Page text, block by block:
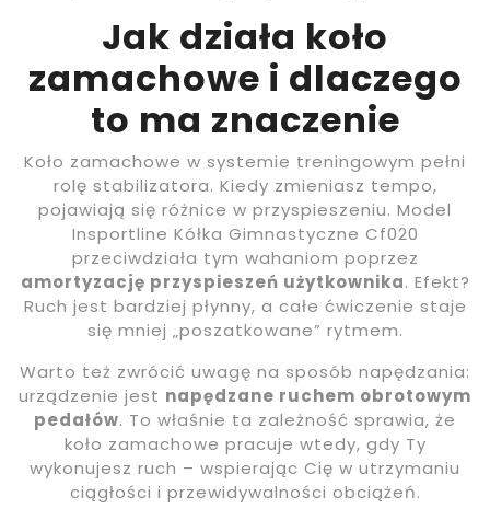
Jak działa koło
zamachowe i dlaczego
to ma znaczenie
Koło zamachowe w systemie treningowym pełni
rolę stabilizatora. Kiedy zmieniasz tempo,
pojawiają się różnice w przyspieszeniu. Model
Insportline Kółka Gimnastyczne Cf020
przeciwdziała tym wahaniom poprzez
amortyzację przyspieszeń użytkownika. Efekt?
Ruch jest bardziej płynny, a całe ćwiczenie staje
się mniej „poszatkowane” rytmem.
Warto też zwrócić uwagę na sposób napędzania:
urządzenie jest napędzane ruchem obrotowym
pedałów. To właśnie ta zależność sprawia, że
koło zamachowe pracuje wtedy, gdy Ty
wykonujesz ruch – wspierając Cię w utrzymaniu
ciągłości i przewidywalności obciążeń.